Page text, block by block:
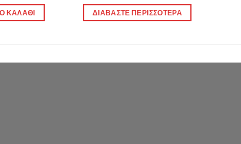
ΚΑΛΆΘΙ ΔΙΑΒΆΣΤΕ ΠΕΡΙΣΣΌΤΕΡΑ